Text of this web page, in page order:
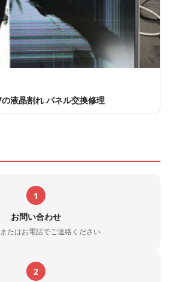
液晶割れ パネル交換修理
1
お問い合わせ
たはお電話でご連絡ください
2